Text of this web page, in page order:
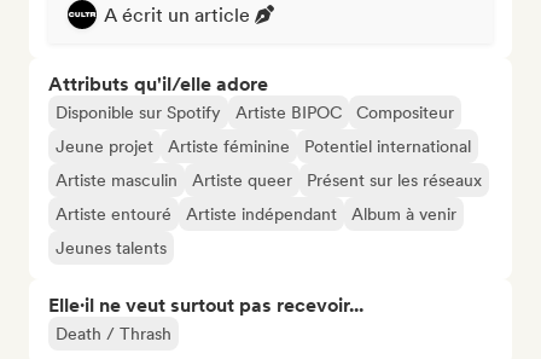
A écrit un article
Attributs qu'il/elle adore
Disponible sur Spotify Artiste BIPOC
Compositeur
Jeune projet
Artiste féminine
Potentiel international
Artiste masculin
Artiste queer
Présent sur les réseaux
Artiste entouré
Artiste indépendant
Album à venir
Jeunes talents
Elle·il ne veut surtout pas recevoir...
Death / Thrash